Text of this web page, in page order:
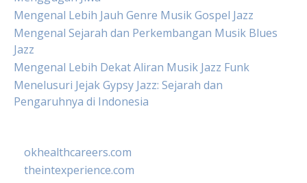
Mengenal Lebih Jauh Genre Musik Gospel Jazz
Mengenal Sejarah dan Perkembangan Musik Blues
Jazz
Mengenal Lebih Dekat Aliran Musik Jazz Funk
Menelusuri Jejak Gypsy Jazz: Sejarah dan
Pengaruhnya di Indonesia
okhealthcareers.com
theintexperience.com